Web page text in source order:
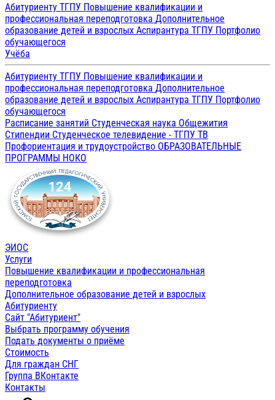
Абитуриенту ТГПУ Повышение квалификации и
профессиональная переподготовка Дополнительное
образование детей и взрослых Аспирантура ТГПУ Портфолио
обучающегося
Учёба
Абитуриенту ТГПУ Повышение квалификации и
профессиональная переподготовка Дополнительное
образование детей и взрослых Аспирантура ТГПУ Портфолио
обучающегося
Расписание занятий Студенческая наука Общежития
Стипендии Студенческое телевидение - ТГПУ ТВ
Профориентация и трудоустройство ОБРАЗОВАТЕЛЬНЫЕ
ПРОГРАММЫ НОКО
ЭИОС
Услуги
Повышение квалификации и профессиональная
переподготовка
Дополнительное образование детей и взрослых
Абитуриенту
Сайт "Абитуриент"
Выбрать программу обучения
Подать документы о приёме
Стоимость
Для граждан СНГ
Группа ВКонтакте
Контакты